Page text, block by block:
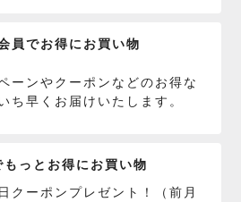
員でお得にお買い物
ーンやクーポンなどのお得な
ち早くお届けいたします。
もっとお得にお買い物
クーポンプレゼント！（前月